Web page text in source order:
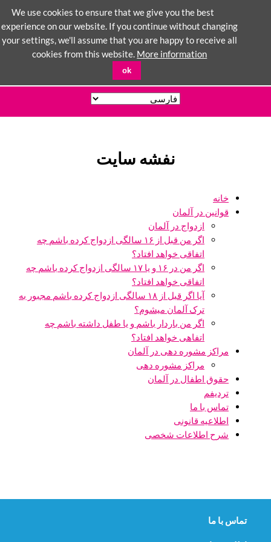
نفشه سایت
خانه
قوانین در آلمان
ازدواج در آلمان
اگر من قبل از ۱۶ سالگی ازدواج کرده باشم چه
اتفاقی خواهد افتاد؟
اگر من در ۱۶ و یا ۱۷ سالگی ازدواج کرده باشم چه
اتفاقی خواهد افتاد؟
آیا اگر قبل از ۱۸ سالگی ازدواج کرده باشم مجبور به
ترک آلمان میشوم؟
اگر من باردار باشم و یا طفل داشته باشم چه
اتفاهی خواهد افتاد؟
مراکز مشوره دهی در آلمان
مراکز مشوره دهی
حقوق اطفال در آلمان
تردیفم
تماس با ما
اطلاعیه قانونی
شرح اطلاعات شخصی
تماس با ما
We use cookies to ensure that we give you the best
experience on our website. If you continue without changing
your settings, we'll assume that you are happy to receive all
cookies from this website.More information